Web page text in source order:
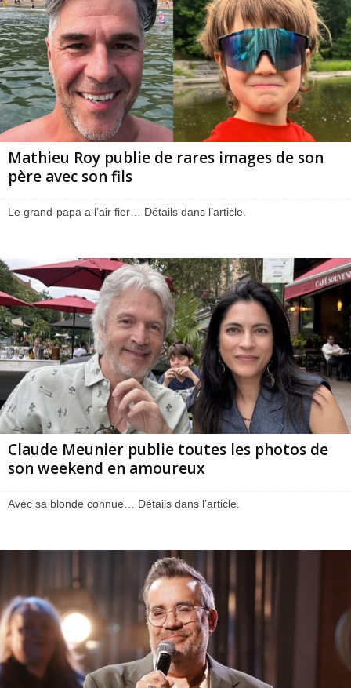
Mathieu Roy publie de rares images de son
père avec son fils
Le grand-papa a l’air fier… Détails dans l’article.
Claude Meunier publie toutes les photos de
son weekend en amoureux
Avec sa blonde connue… Détails dans l’article.